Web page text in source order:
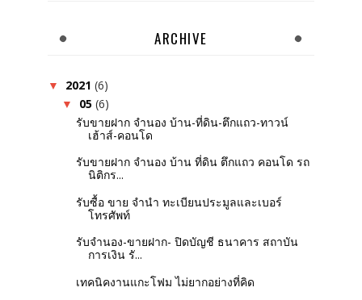
ARCHIVE
▼ 2021 (6)
▼ 05 (6)
รับขายฝาก จำนอง บ้าน-ที่ดิน-ตึกแถว-ทาวน์
เฮ้าส์-คอนโด
รับขายฝาก จำนอง บ้าน ที่ดิน ตึกแถว คอนโด รถ
นิติกร...
รับซื้อ ขาย จำนำ ทะเบียนประมูลและเบอร์
โทรศัพท์
รับจำนอง-ขายฝาก- ปิดบัญชี ธนาคาร สถาบัน
การเงิน รั...
เทคนิคงานแกะโฟม ไม่ยากอย่างที่คิด